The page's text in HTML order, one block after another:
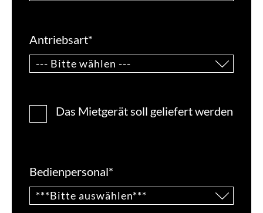
Antriebsart*
Das Mietgerät soll geliefert werden
Bedienpersonal*